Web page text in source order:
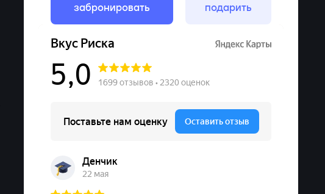
забронировать подарить